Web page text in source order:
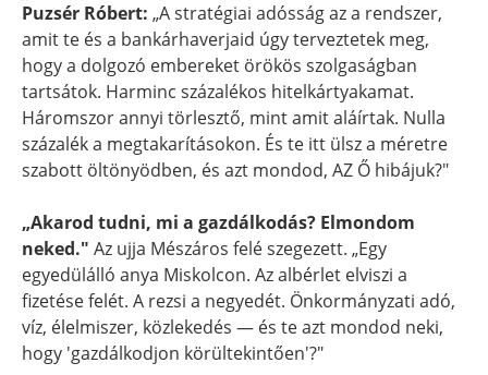
Puzsér Róbert: „A stratégiai adósság az a rendszer,
amit te és a bankárhaverjaid úgy terveztetek meg,
hogy a dolgozó embereket örökös szolgaságban
tartsátok. Harminc százalékos hitelkártyakamat.
Háromszor annyi törlesztő, mint amit aláírtak. Nulla
százalék a megtakarításokon. És te itt ülsz a méretre
szabott öltönyödben, és azt mondod, AZ Ő hibájuk?"
„Akarod tudni, mi a gazdálkodás? Elmondom
neked." Az ujja Mészáros felé szegezett. „Egy
egyedülálló anya Miskolcon. Az albérlet elviszi a
fizetése felét. A rezsi a negyedét. Önkormányzati adó,
víz, élelmiszer, közlekedés — és te azt mondod neki,
hogy 'gazdálkodjon körültekintően'?"